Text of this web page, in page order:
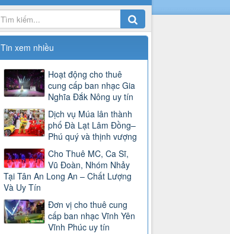
Tin xem nhiều
Hoạt động cho thuê
cung cấp ban nhạc Gia
Nghĩa Đắk Nông uy tín
Dịch vụ Múa lân thành
phố Đà Lạt Lâm Đồng–
Phú quý và thịnh vượng
Cho Thuê MC, Ca Sĩ,
Vũ Đoàn, Nhóm Nhảy
Tại Tân An Long An – Chất Lượng
Và Uy Tín
Đơn vị cho thuê cung
cấp ban nhạc Vĩnh Yên
Vĩnh Phúc uy tín